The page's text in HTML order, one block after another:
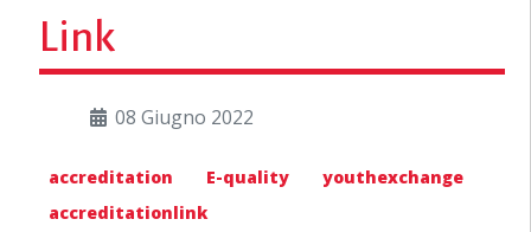
Link
08 Giugno 2022
accreditation E-quality
youthexchange
accreditationlink